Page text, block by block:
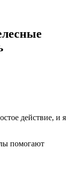
действие, и я